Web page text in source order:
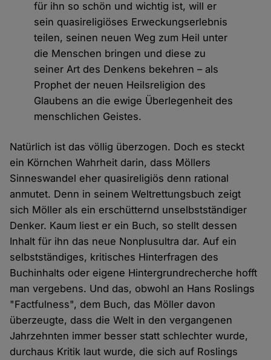
für ihn so schön und wichtig ist, will er
sein quasireligiöses Erweckungserlebnis
teilen, seinen neuen Weg zum Heil unter
die Menschen bringen und diese zu
seiner Art des Denkens bekehren – als
Prophet der neuen Heilsreligion des
Glaubens an die ewige Überlegenheit des
menschlichen Geistes.
Natürlich ist das völlig überzogen. Doch es steckt
ein Körnchen Wahrheit darin, dass Möllers
Sinneswandel eher quasireligiös denn rational
anmutet. Denn in seinem Weltrettungsbuch zeigt
sich Möller als ein erschütternd unselbstständiger
Denker. Kaum liest er ein Buch, so stellt dessen
Inhalt für ihn das neue Nonplusultra dar. Auf ein
selbstständiges, kritisches Hinterfragen des
Buchinhalts oder eigene Hintergrundrecherche hofft
man vergebens. Und das, obwohl an Hans Roslings
"Factfulness", dem Buch, das Möller davon
überzeugte, dass die Welt in den vergangenen
Jahrzehnten immer besser statt schlechter wurde,
durchaus Kritik laut wurde, die sich auf Roslings